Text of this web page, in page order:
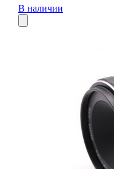
В наличии